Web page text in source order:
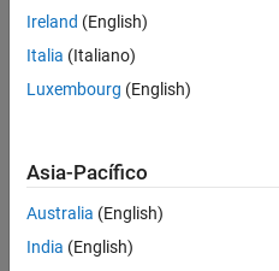
Ireland (English)
Italia (Italiano)
Luxembourg (English)
Asia-Pacífico
Australia (English)
India (English)
Centro de confianza
Marcas
© 1994-2026 The MathWorks,